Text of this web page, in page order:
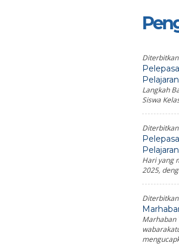
Langkah
Siswa
Hari yang
2025,
Marhaban